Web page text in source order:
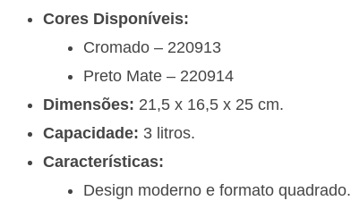
Cores Disponíveis:
Cromado – 220913
Preto Mate – 220914
Dimensões: 21,5 x 16,5 x 25 cm.
Capacidade: 3 litros.
Características:
Design moderno e formato quadrado.